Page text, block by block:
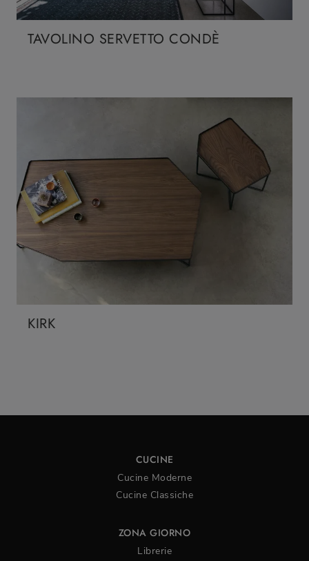
TAVOLINO SERVETTO CONDÈ
KIRK
CUCINE
Cucine Moderne
Cucine Classiche
ZONA GIORNO
Librerie